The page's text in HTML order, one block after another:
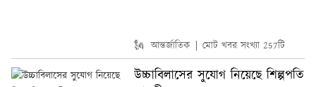
🗽 আন্তর্জাতিক মোট খবর সংখ্যা 257টি
উচ্চাবিলাসের সুযোগ নিয়েছে শিল্পপতি